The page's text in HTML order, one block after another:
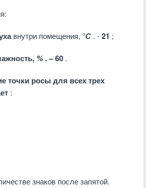
внутри помещения, °С . -21 ;
% . – 60 .
точки росы для всех трех
:
знаков после запятой.